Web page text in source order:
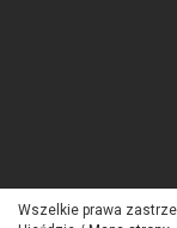
Wszelkie prawa